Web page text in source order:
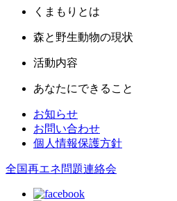
くまもりとは
森と野生動物の現状
活動内容
あなたにできること
お知らせ
お問い合わせ
個人情報保護方針
全国再エネ問題連絡会